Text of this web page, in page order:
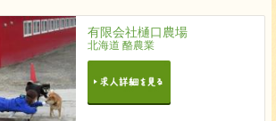
有限会社樋口農場
北海道 酪農業